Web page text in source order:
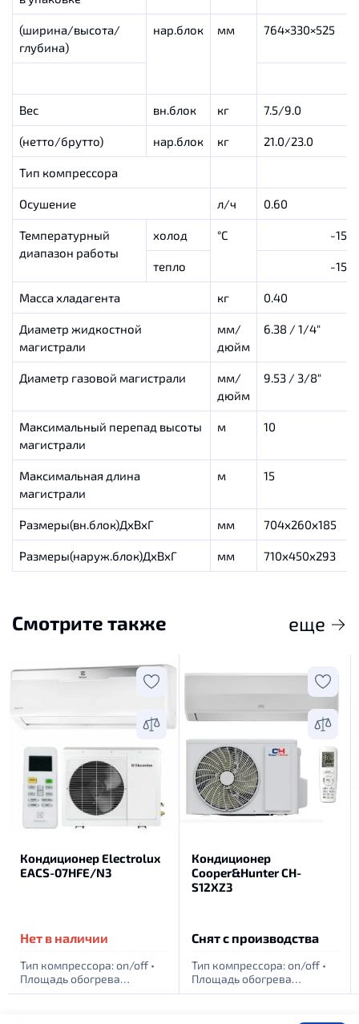
(ширина/высота/
глубина)
нар.блок мм 764×330×525
Вес вн.блок кг 7.5/9.0
(нетто/брутто) нар.блок кг 21.0/23.0
Тип компрессора
Осушение л/ч 0.60
Температурный
диапазон работы
холод °С -
тепло -
Масса хладагента кг 0.40
Диаметр жидкостной
магистрали
мм/
дюйм
6.38 / 1/4″
Диаметр газовой магистрали
мм/
дюйм
9.53 / 3/8″
Максимальный перепад высоты
магистрали
м 10
Максимальная длина
магистрали
м 15
Размеры(вн.блок)ДхВхГ мм 704х260х185
Размеры(наруж.блок)ДхВхГ мм 710х450х293
Смотрите также еще
Кондиционер Electrolux
EACS-07HFE/N3
Нет в наличии
Тип компрессора: оn/off •
Площадь обогрева
помещения, м. кв: 20•
Кондиционер
Cooper&Hunter CH-
S12XZ3
Снят с производства
Тип компрессора: оn/off •
Площадь обогрева
помещения, м. кв: 35•